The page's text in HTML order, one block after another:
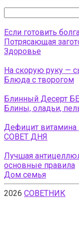
Если готовить
Потрясающая
Здоровье
На скорую руку —
Блюда с творогом
Блинный Десерт
Блины, оладьи,
Дефицит
СОВЕТ ДНЯ
Лучшая
основные правила
Дом семья
2026 СОВЕТНИК